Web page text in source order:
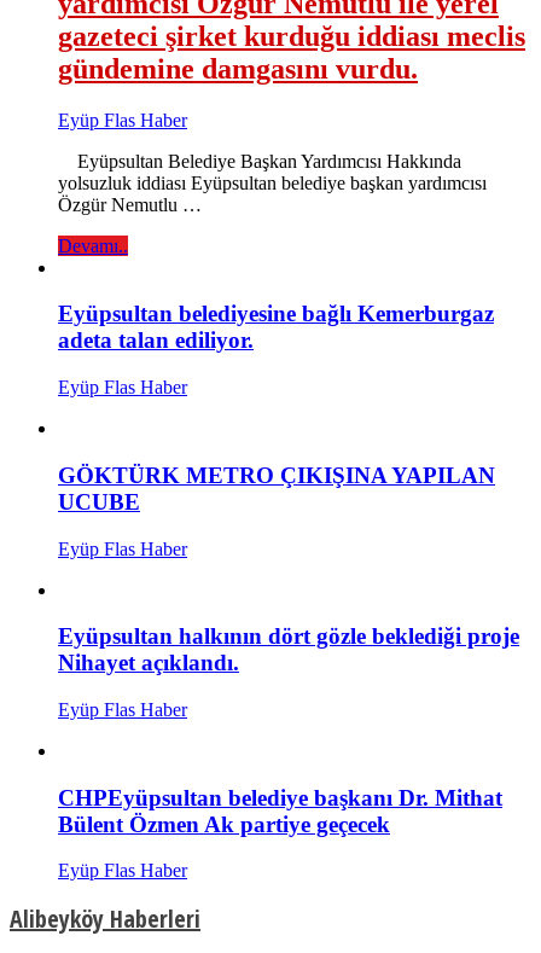
gazeteci şirket kurduğu iddiası meclis
gündemine damgasını vurdu.
Eyüp Flas Haber
Eyüpsultan Belediye Başkan Yardımcısı Hakkında
yolsuzluk iddiası Eyüpsultan belediye başkan yardımcısı
Özgür Nemutlu …
Devamı..
Eyüpsultan belediyesine bağlı Kemerburgaz
adeta talan ediliyor.
Eyüp Flas Haber
GÖKTÜRK METRO ÇIKIŞINA YAPILAN
UCUBE
Eyüp Flas Haber
Eyüpsultan halkının dört gözle beklediği proje
Nihayet açıklandı.
Eyüp Flas Haber
CHPEyüpsultan belediye başkanı Dr. Mithat
Bülent Özmen Ak partiye geçecek
Eyüp Flas Haber
Alibeyköy Haberleri